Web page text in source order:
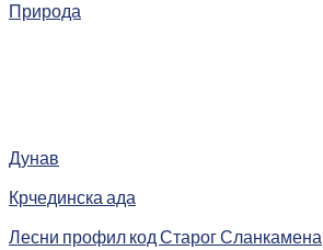
Природа
Дунав
Крчединска ада
Лесни профил код Старог Сланкамена